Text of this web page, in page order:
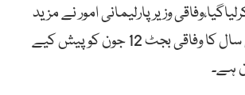
وزیر پارلیمانی امور نے مزید
بتایا کہ آئندہ مالی سال کا وفاقی بجٹ 12 جون کو پیش کیے
ہے۔